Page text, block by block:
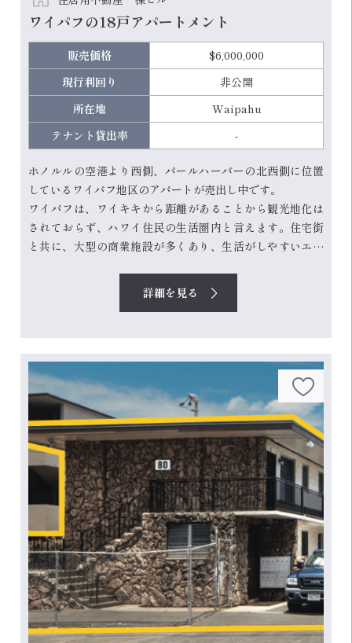
ワイパフの18戸アパートメント
販売価格
$6,000,000
現行利回り
非公開
所在地
Waipahu
テナント貸出率
-
ホノルルの空港より西側、パールハーバーの北西側に位置
しているワイパフ地区のアパートが売出し中です。
ワイパフは、ワイキキから距離があることから観光地化は
されておらず、ハワイ住民の生活圏内と言えます。住宅街
と共に、大型の商業施設が多くあり、生活がしやすいエリ
ワイケレ・プレミアム・アウトレットもあり、こちらはハ
ワイ全体から多くの買い物客がくる場所です。
しては緑...
詳細を見る